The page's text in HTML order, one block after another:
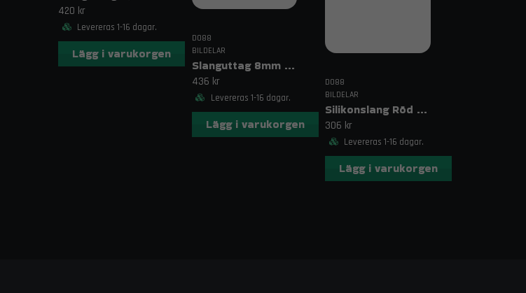
420 kr
Levereras 1-16 dagar.
Lägg i varukorgen
DO88
BILDELAR
Slanguttag 8mm (5/16")
436 kr
Levereras 1-16 dagar.
Lägg i varukorgen
DO88
BILDELAR
Silikonslang Röd 3–4" (76–102mm)
306 kr
Levereras 1-16 dagar.
Lägg i varukorgen